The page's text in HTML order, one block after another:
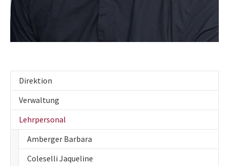
Direktion
Verwaltung
Lehrpersonal
Amberger Barbara
Coleselli Jaqueline